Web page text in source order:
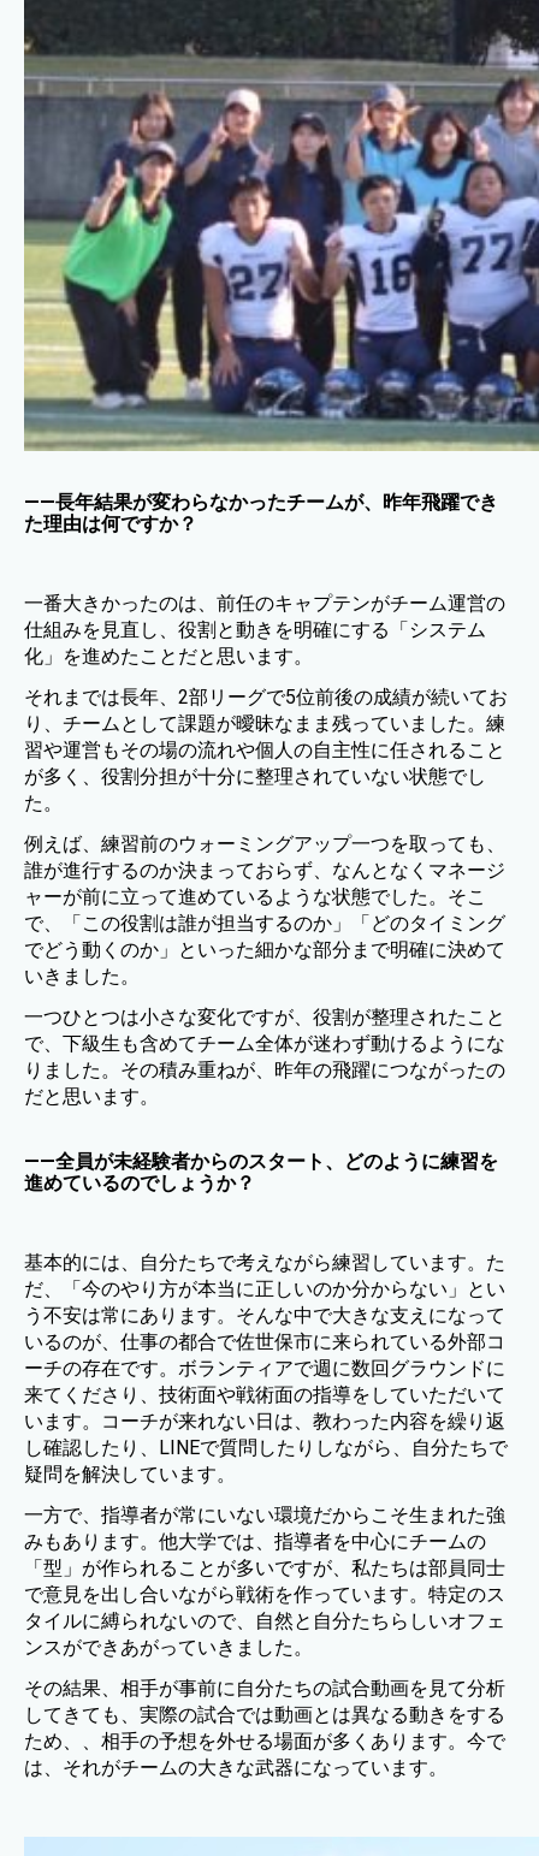
——長年結果が変わらなかったチームが、昨年飛躍でき
た理由は何ですか？
一番大きかったのは、前任のキャプテンがチーム運営の
仕組みを見直し、役割と動きを明確にする「システム
化」を進めたことだと思います。
それまでは長年、2部リーグで5位前後の成績が続いてお
り、チームとして課題が曖昧なまま残っていました。練
習や運営もその場の流れや個人の自主性に任されること
が多く、役割分担が十分に整理されていない状態でし
た。
例えば、練習前のウォーミングアップ一つを取っても、
誰が進行するのか決まっておらず、なんとなくマネージ
ャーが前に立って進めているような状態でした。そこ
で、「この役割は誰が担当するのか」「どのタイミング
でどう動くのか」といった細かな部分まで明確に決めて
いきました。
一つひとつは小さな変化ですが、役割が整理されたこと
で、下級生も含めてチーム全体が迷わず動けるようにな
りました。その積み重ねが、昨年の飛躍につながったの
だと思います。
——全員が未経験者からのスタート、どのように練習を
進めているのでしょうか？
基本的には、自分たちで考えながら練習しています。た
だ、「今のやり方が本当に正しいのか分からない」とい
う不安は常にあります。そんな中で大きな支えになって
いるのが、仕事の都合で佐世保市に来られている外部コ
ーチの存在です。ボランティアで週に数回グラウンドに
来てくださり、技術面や戦術面の指導をしていただいて
います。コーチが来れない日は、教わった内容を繰り返
し確認したり、LINEで質問したりしながら、自分たちで
疑問を解決しています。
一方で、指導者が常にいない環境だからこそ生まれた強
みもあります。他大学では、指導者を中心にチームの
「型」が作られることが多いですが、私たちは部員同士
で意見を出し合いながら戦術を作っています。特定のス
タイルに縛られないので、自然と自分たちらしいオフェ
ンスができあがっていきました。
その結果、相手が事前に自分たちの試合動画を見て分析
してきても、実際の試合では動画とは異なる動きをする
ため、、相手の予想を外せる場面が多くあります。今で
は、それがチームの大きな武器になっています。